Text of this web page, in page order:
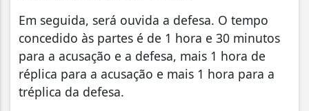
Em seguida, será ouvida a defesa. O tempo
concedido às partes é de 1 hora e 30 minutos
para a acusação e a defesa, mais 1 hora de
réplica para a acusação e mais 1 hora para a
tréplica da defesa.